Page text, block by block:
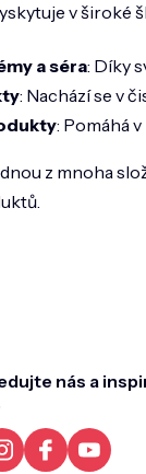
v široké
a séra: Díky
: Nachází se v
: Pomáhá
z mnoha
nás a